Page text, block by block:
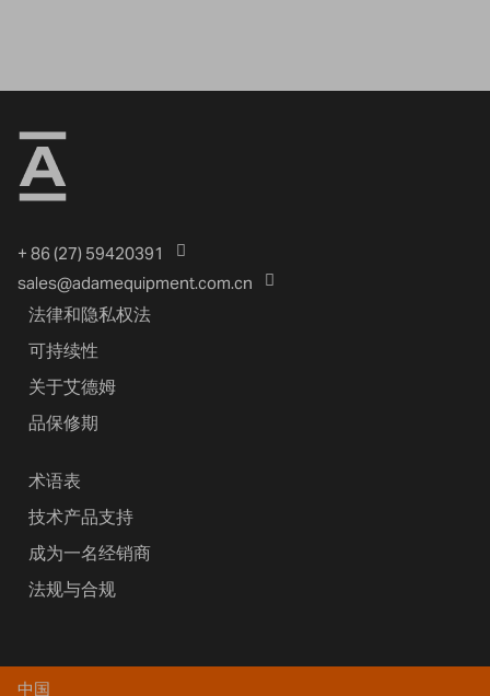
+ 86 (27) 59420391
sales@adamequipment.com.cn
法律和隐私权法
可持续性
关于艾德姆
品保修期
术语表
技术产品支持
成为一名经销商
法规与合规
中国